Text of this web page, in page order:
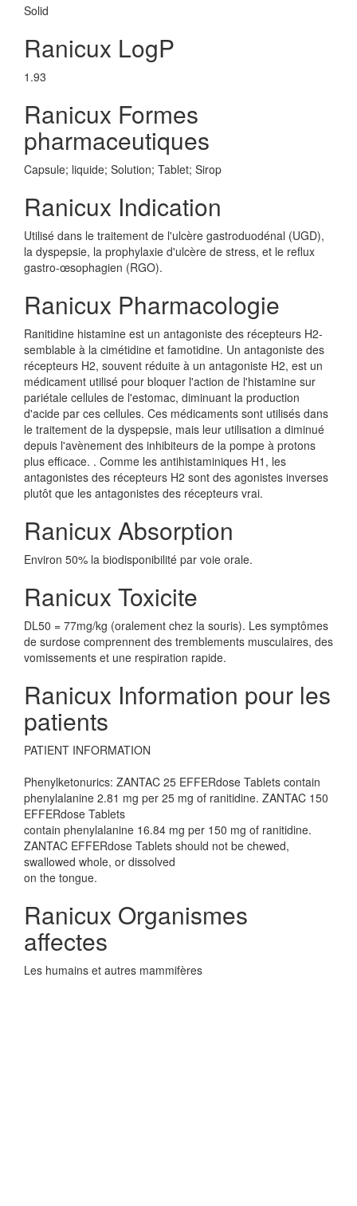
Solid
Ranicux LogP
1.93
Ranicux Formes
pharmaceutiques
Capsule; liquide; Solution; Tablet; Sirop
Ranicux Indication
Utilisé dans le traitement de l'ulcère gastroduodénal (UGD),
la dyspepsie, la prophylaxie d'ulcère de stress, et le reflux
gastro-œsophagien (RGO).
Ranicux Pharmacologie
Ranitidine histamine est un antagoniste des récepteurs H2-
semblable à la cimétidine et famotidine. Un antagoniste des
récepteurs H2, souvent réduite à un antagoniste H2, est un
médicament utilisé pour bloquer l'action de l'histamine sur
pariétale cellules de l'estomac, diminuant la production
d'acide par ces cellules. Ces médicaments sont utilisés dans
le traitement de la dyspepsie, mais leur utilisation a diminué
depuis l'avènement des inhibiteurs de la pompe à protons
plus efficace. . Comme les antihistaminiques H1, les
antagonistes des récepteurs H2 sont des agonistes inverses
plutôt que les antagonistes des récepteurs vrai.
Ranicux Absorption
Environ 50% la biodisponibilité par voie orale.
Ranicux Toxicite
DL50 = 77mg/kg (oralement chez la souris). Les symptômes
de surdose comprennent des tremblements musculaires, des
vomissements et une respiration rapide.
Ranicux Information pour les
patients
PATIENT INFORMATION
Phenylketonurics: ZANTAC 25 EFFERdose Tablets contain
phenylalanine 2.81 mg per 25 mg of ranitidine. ZANTAC 150
EFFERdose Tablets
contain phenylalanine 16.84 mg per 150 mg of ranitidine.
ZANTAC EFFERdose Tablets should not be chewed,
swallowed whole, or dissolved
on the tongue.
Ranicux Organismes
affectes
Les humains et autres mammifères